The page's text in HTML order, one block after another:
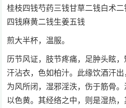
桂枝四钱芍药三钱甘草二钱白术
四钱麻黄二钱生姜五钱
煎大半杯，温服。
历节风证，肢节疼痛，足肿头眩
汗沾衣，色如柏汁。此缘饮酒汗出
为风所闭，湿邪淫泆，伤于筋骨
以色黄。其经络之中，则是湿热，